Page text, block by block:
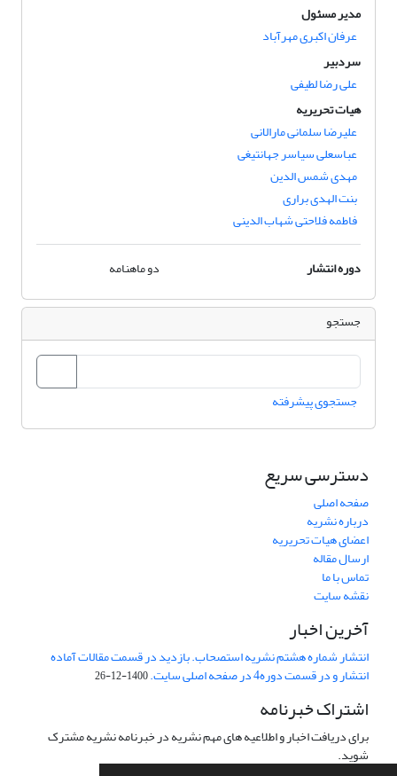
مدیر مسئول
عرفان اکبری مهرآباد
سردبیر
علی رضا لطیفی
هیات تحریریه
علیرضا سلمانی مارالانی
عباسعلی سیاسر جهانتیغی
مهدی شمس الدین
بنت الهدی براری
فاطمه فلاحتی شهاب الدینی
دوره انتشار
دو ماهنامه
جستجو
جستجوی پیشرفته
دسترسی سریع
صفحه اصلی
درباره نشریه
اعضای هیات تحریریه
ارسال مقاله
تماس با ما
نقشه سایت
آخرین اخبار
انتشار شماره هشتم نشریه استصحاب. بازدید در قسمت مقالات آماده
انتشار و در قسمت دوره4 در صفحه اصلی سایت. 1400-12-26
اشتراک خبرنامه
برای دریافت اخبار و اطلاعیه های مهم نشریه در خبرنامه نشریه مشترک
شوید.